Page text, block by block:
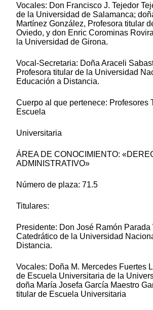
Vocales: Don Francisco J. Tejedor
de la Universidad de Salamanca;
Martínez González, Profesora titular
Oviedo, y don Enric Corominas
la Universidad de Girona.
Vocal-Secretaria: Doña Araceli
Profesora titular de la Universidad
Educación a Distancia.
Cuerpo al que pertenece: Profesores
Escuela
Universitaria
ÁREA DE CONOCIMIENTO:
ADMINISTRATIVO»
Número de plaza: 71.5
Titulares:
Presidente: Don José Ramón Parada
Catedrático de la Universidad
Distancia.
Vocales: Doña M. Mercedes Fuertes
de Escuela Universitaria de la
doña María Josefa García Maestro
titular de Escuela Universitaria